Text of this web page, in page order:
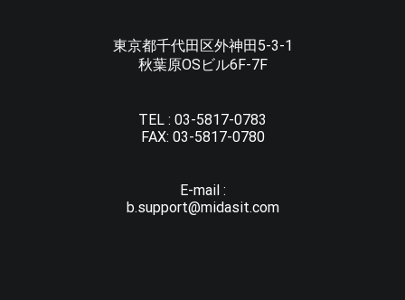
東京都千代田区外神田5-3-1
秋葉原OSビル6F-7F
TEL : 03-5817-0783
FAX: 03-5817-0780
E-mail :
b.support@midasit.com